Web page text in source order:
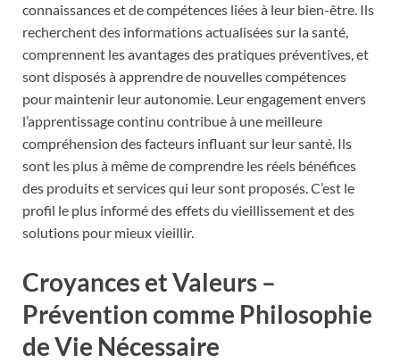
connaissances et de compétences liées à leur bien-être. Ils
recherchent des informations actualisées sur la santé,
comprennent les avantages des pratiques préventives, et
sont disposés à apprendre de nouvelles compétences
pour maintenir leur autonomie. Leur engagement envers
l’apprentissage continu contribue à une meilleure
compréhension des facteurs influant sur leur santé. Ils
sont les plus à même de comprendre les réels bénéfices
des produits et services qui leur sont proposés. C’est le
profil le plus informé des effets du vieillissement et des
solutions pour mieux vieillir.
Croyances et Valeurs –
Prévention comme Philosophie
de Vie Nécessaire